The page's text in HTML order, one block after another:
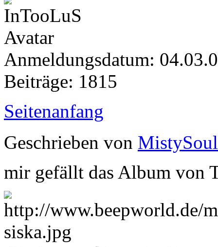
Anmeldungsdatum:
Beiträge: 1815
Seitenanfang
Geschrieben von MistySoul
mir gefällt das Album von